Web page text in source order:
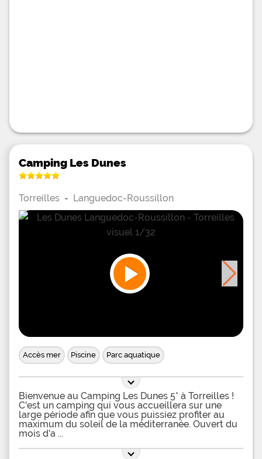
Camping Les Dunes
Torreilles - Languedoc-Roussillon
Accès mer Piscine Parc aquatique
Bienvenue au Camping Les Dunes 5* à Torreilles !
C'est un camping qui vous accueillera sur une
large période afin que vous puissiez profiter au
maximum du soleil de la méditerranée. Ouvert du
mois d'a